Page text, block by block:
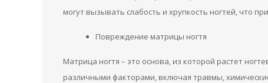
могут вызывать слабость и хрупкость ногтей, что
Повреждение матрицы ногтя
Матрица ногтя – это основа, из которой растет
различными факторами, включая травмы,